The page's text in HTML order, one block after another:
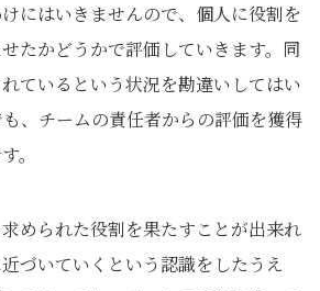
にはいきませんので、個人に役割を
たかどうかで評価していきます。同
ているという状況を勘違いしてはい
、チームの責任者からの評価を獲得
。
められた役割を果たすことが出来れ
づいていくという認識をしたうえ